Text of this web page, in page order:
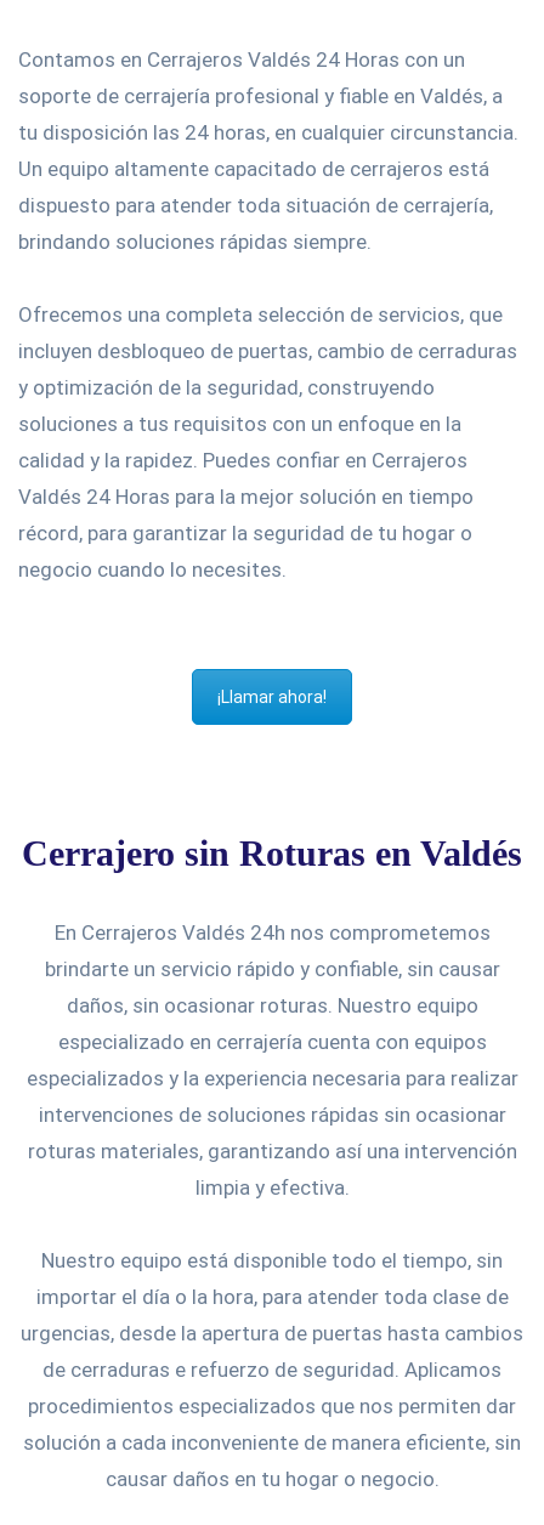
Contamos en Cerrajeros Valdés 24 Horas con un
soporte de cerrajería profesional y fiable en Valdés, a
tu disposición las 24 horas, en cualquier circunstancia.
Un equipo altamente capacitado de cerrajeros está
dispuesto para atender toda situación de cerrajería,
brindando soluciones rápidas siempre.
Ofrecemos una completa selección de servicios, que
incluyen desbloqueo de puertas, cambio de cerraduras
y optimización de la seguridad, construyendo
soluciones a tus requisitos con un enfoque en la
calidad y la rapidez. Puedes confiar en Cerrajeros
Valdés 24 Horas para la mejor solución en tiempo
récord, para garantizar la seguridad de tu hogar o
negocio cuando lo necesites.
¡Llamar ahora!
Cerrajero sin Roturas en Valdés
En Cerrajeros Valdés 24h nos comprometemos
brindarte un servicio rápido y confiable, sin causar
daños, sin ocasionar roturas. Nuestro equipo
especializado en cerrajería cuenta con equipos
especializados y la experiencia necesaria para realizar
intervenciones de soluciones rápidas sin ocasionar
roturas materiales, garantizando así una intervención
limpia y efectiva.
Nuestro equipo está disponible todo el tiempo, sin
importar el día o la hora, para atender toda clase de
urgencias, desde la apertura de puertas hasta cambios
de cerraduras e refuerzo de seguridad. Aplicamos
procedimientos especializados que nos permiten dar
solución a cada inconveniente de manera eficiente, sin
causar daños en tu hogar o negocio.